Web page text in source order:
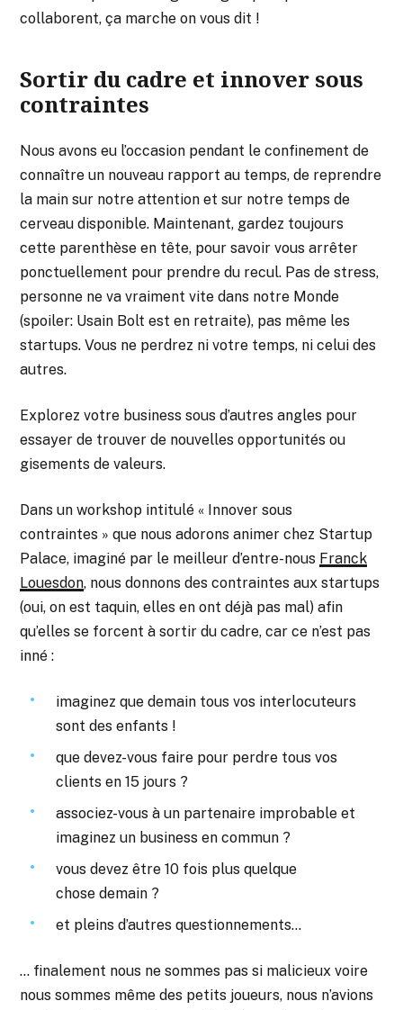
collaborent, ça marche on vous dit !
Sortir du cadre et innover sous
contraintes
Nous avons eu l’occasion pendant le confinement de
connaître un nouveau rapport au temps, de reprendre
la main sur notre attention et sur notre temps de
cerveau disponible. Maintenant, gardez toujours
cette parenthèse en tête, pour savoir vous arrêter
ponctuellement pour prendre du recul. Pas de stress,
personne ne va vraiment vite dans notre Monde
(spoiler: Usain Bolt est en retraite), pas même les
startups. Vous ne perdrez ni votre temps, ni celui des
autres.
Explorez votre business sous d’autres angles pour
essayer de trouver de nouvelles opportunités ou
gisements de valeurs.
Dans un workshop intitulé « Innover sous
contraintes » que nous adorons animer chez Startup
Palace, imaginé par le meilleur d’entre-nous Franck
Louesdon, nous donnons des contraintes aux startups
(oui, on est taquin, elles en ont déjà pas mal) afin
qu’elles se forcent à sortir du cadre, car ce n’est pas
inné :
imaginez que demain tous vos interlocuteurs
sont des enfants !
que devez-vous faire pour perdre tous vos
clients en 15 jours ?
associez-vous à un partenaire improbable et
imaginez un business en commun ?
vous devez être 10 fois plus quelque
chose demain ?
et pleins d’autres questionnements…
… finalement nous ne sommes pas si malicieux voire
nous sommes même des petits joueurs, nous n’avions